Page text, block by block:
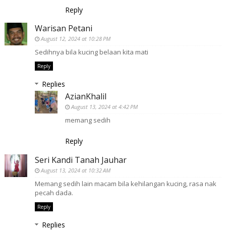
Reply
Warisan Petani
August 12, 2024 at 10:28 PM
Sedihnya bila kucing belaan kita mati
Reply
Replies
AzianKhalil
August 13, 2024 at 4:42 PM
memang sedih
Reply
Seri Kandi Tanah Jauhar
August 13, 2024 at 10:32 AM
Memang sedih lain macam bila kehilangan kucing, rasa nak
pecah dada.
Reply
Replies